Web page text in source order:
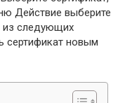
Действие выберите
из следующих
сертификат новым